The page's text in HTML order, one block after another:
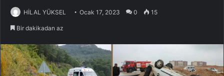
HİLAL YÜKSEL Ocak 17, 2023 0 15
Bir dakikadan az